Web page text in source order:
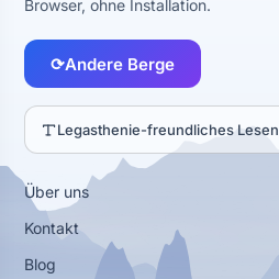
Browser, ohne Installation.
⟳Andere Berge
Legasthenie-freundliches Lesen
Über uns
Kontakt
Blog